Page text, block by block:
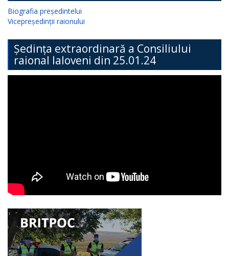
Biografia președintelui
Vicepreședinții raionului
Ședința extraordinară a Consiliului
raional Ialoveni din 25.01.24